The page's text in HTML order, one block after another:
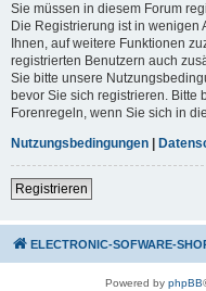
Sie müssen in diesem Forum
Die Registrierung ist in
Ihnen, auf weitere Funktionen
registrierten Benutzern auch
Sie bitte unsere
bevor Sie sich registrieren. Bitte
Forenregeln, wenn Sie sich in
Nutzungsbedingungen
Registrieren
ELECTRONIC-SOFWARE-
Powered by phpBB